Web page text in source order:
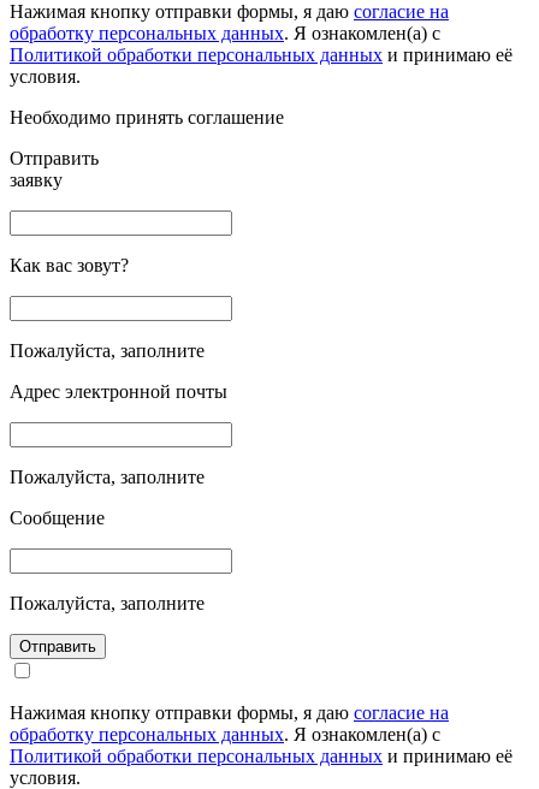
Нажимая кнопку отправки формы, я даю согласие на
обработку персональных данных. Я ознакомлен(а) с
Политикой обработки персональных данных и принимаю её
условия.
Необходимо принять соглашение
Отправить
заявку
Как вас зовут?
Пожалуйста, заполните
Адрес электронной почты
Пожалуйста, заполните
Сообщение
Пожалуйста, заполните
Отправить
Нажимая кнопку отправки формы, я даю согласие на
обработку персональных данных. Я ознакомлен(а) с
Политикой обработки персональных данных и принимаю её
условия.